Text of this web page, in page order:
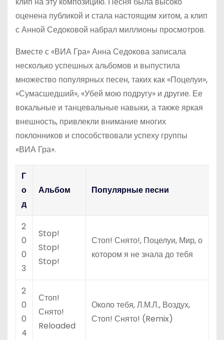
оценена публикой и стала настоящим хитом, а клип
с Анной Седоковой набрал миллионы просмотров.
Вместе с «ВИА Гра» Анна Седокова записала
несколько успешных альбомов и выпустила
множество популярных песен, таких как «Поцелуи»,
«Сумасшедший», «Убей мою подругу» и другие. Ее
вокальные и танцевальные навыки, а также яркая
внешность, привлекли внимание многих
поклонников и способствовали успеху группы
«ВИА Гра».
Г
о
д
Альбом Популярные песни
2
0
0
3
Stop!
Stop!
Stop!
Стоп! Снято!, Поцелуи, Мир, о
котором я не знала до тебя
2
0
0
4
Стоп!
Снято!
Reloaded
Около тебя, Л.М.Л., Воздух,
Стоп! Снято! (Remix)